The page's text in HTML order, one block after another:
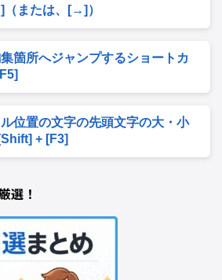
または、[→]）
箇所へジャンプするショートカ
位置の文字の先頭文字の大・小
+ [F3]
選！